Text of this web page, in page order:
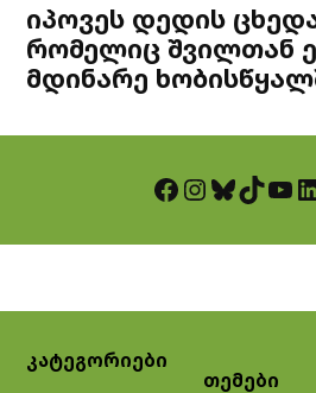
იპოვეს დედის
რომელიც შვილთან
მდინარე
Facebook InstagramBluesky TikTok YouTube LinkedIn
კატეგორიები
თემები